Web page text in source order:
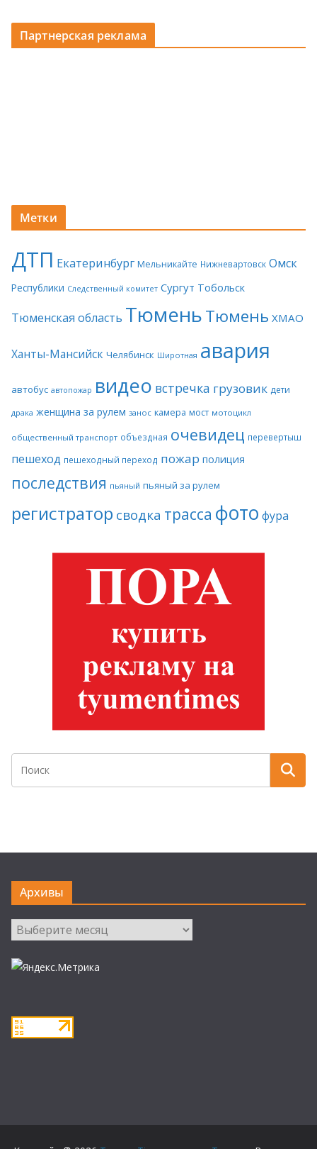
Партнерская реклама
Метки
ДТП Екатеринбург Мельникайте Нижневартовск Омск
Республики Следственный комитет Сургут Тобольск
Тюменская область ТюменьТюмень ХМАО
Ханты-Мансийск Челябинск Широтная авария
автобус автопожар видео встречка грузовик дети
драка женщина за рулем занос камера мост мотоцикл
общественный транспорт объездная очевидец перевертыш
пешеход пешеходный переход пожар полиция
последствия пьяный пьяный за рулем
регистратор сводка трасса фото фура
Архивы
Архивы